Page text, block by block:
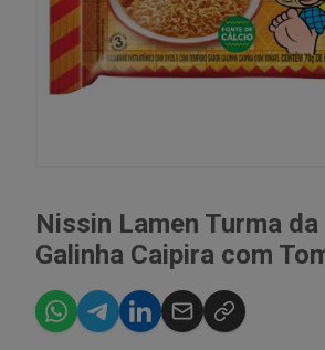
Nissin Lamen Turma
Galinha Caipira com